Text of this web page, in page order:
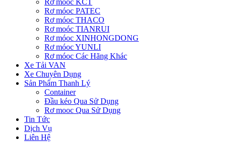
Rơ moóc KCT
Rơ móoc PATEC
Rơ móoc THACO
Rơ moóc TIANRUI
Rơ móoc XINHONGDONG
Rơ móoc YUNLI
Rơ móoc Các Hãng Khác
Xe Tải VAN
Xe Chuyên Dụng
Sản Phẩm Thanh Lý
Container
Đầu kéo Qua Sử Dụng
Rơ mooc Qua Sử Dụng
Tin Tức
Dịch Vụ
Liên Hệ